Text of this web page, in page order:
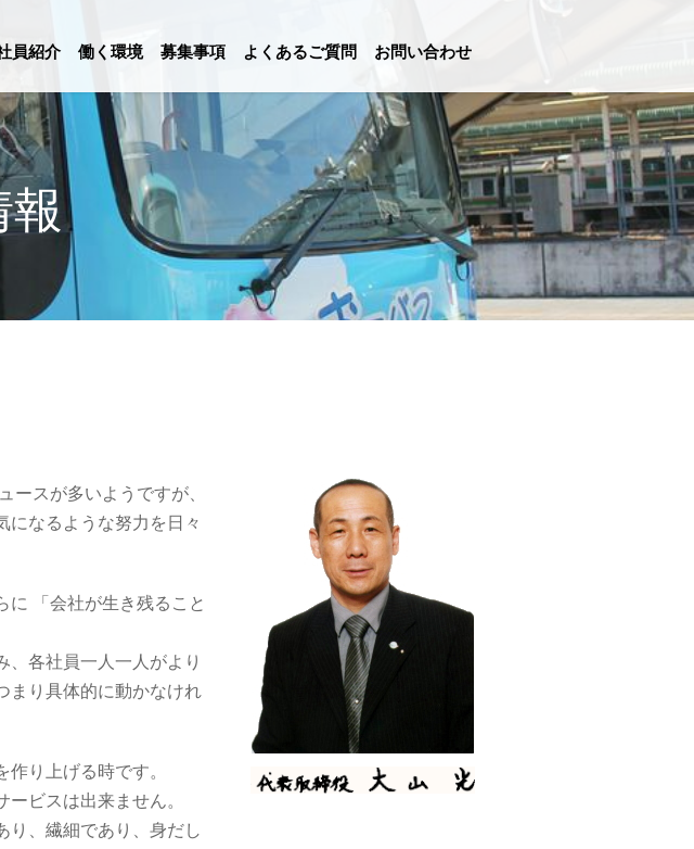
員紹介 働く環境 募集事項 よくあるご質問 お問い合わせ
ースが多いようですが、
になるような努力を日々
に 「会社が生き残ること
、各社員一人一人がより
まり具体的に動かなけれ
り上げる時です。
ビスは出来ません。
り、繊細であり、身だし